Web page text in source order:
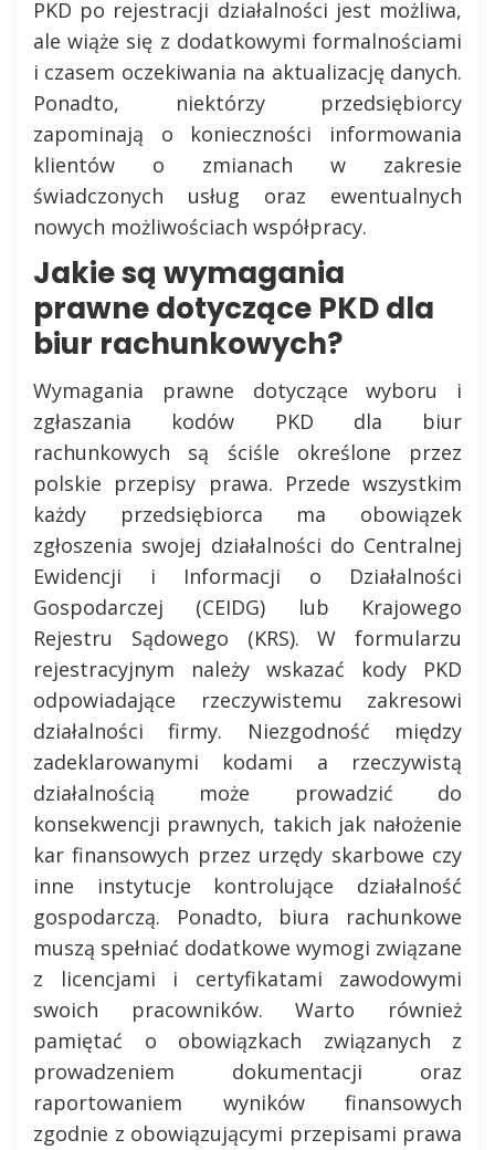
PKD po rejestracji działalności jest możliwa,
ale wiąże się z dodatkowymi formalnościami
i czasem oczekiwania na aktualizację danych.
Ponadto, niektórzy przedsiębiorcy
zapominają o konieczności informowania
klientów o zmianach w zakresie
świadczonych usług oraz ewentualnych
nowych możliwościach współpracy.
Jakie są wymagania
prawne dotyczące PKD dla
biur rachunkowych?
Wymagania prawne dotyczące wyboru i
zgłaszania kodów PKD dla biur
rachunkowych są ściśle określone przez
polskie przepisy prawa. Przede wszystkim
każdy przedsiębiorca ma obowiązek
zgłoszenia swojej działalności do Centralnej
Ewidencji i Informacji o Działalności
Gospodarczej (CEIDG) lub Krajowego
Rejestru Sądowego (KRS). W formularzu
rejestracyjnym należy wskazać kody PKD
odpowiadające rzeczywistemu zakresowi
działalności firmy. Niezgodność między
zadeklarowanymi kodami a rzeczywistą
działalnością może prowadzić do
konsekwencji prawnych, takich jak nałożenie
kar finansowych przez urzędy skarbowe czy
inne instytucje kontrolujące działalność
gospodarczą. Ponadto, biura rachunkowe
muszą spełniać dodatkowe wymogi związane
z licencjami i certyfikatami zawodowymi
swoich pracowników. Warto również
pamiętać o obowiązkach związanych z
prowadzeniem dokumentacji oraz
raportowaniem wyników finansowych
zgodnie z obowiązującymi przepisami prawa